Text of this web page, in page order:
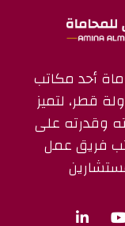
أحد مكاتب
قطر، لتميز
وقدرته على
فريق عمل